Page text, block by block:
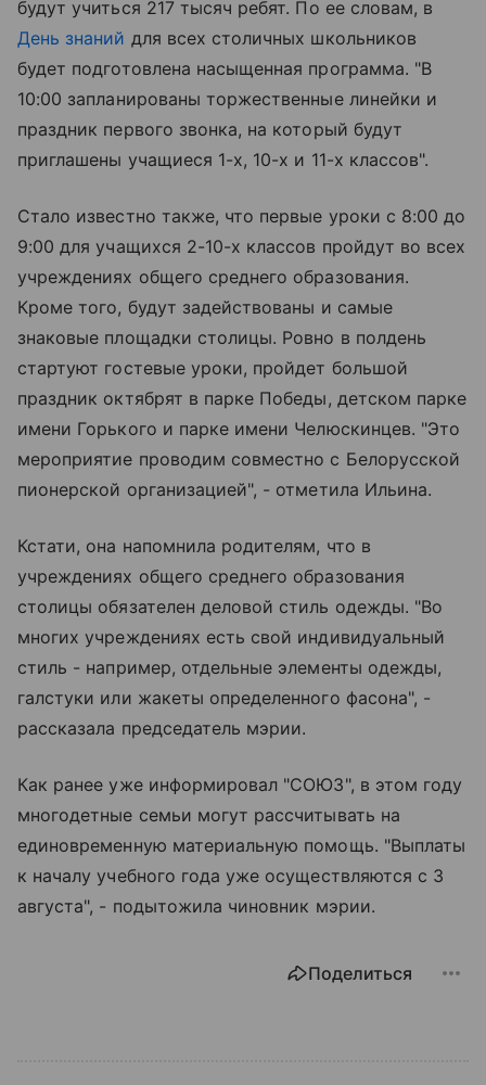
будут учиться 217 тысяч ребят. По ее словам, в
День знаний для всех столичных школьников
будет подготовлена насыщенная программа. "В
10:00 запланированы торжественные линейки и
праздник первого звонка, на который будут
приглашены учащиеся 1-х, 10-х и 11-х классов".
Стало известно также, что первые уроки с 8:00 до
9:00 для учащихся 2-10-х классов пройдут во всех
учреждениях общего среднего образования.
Кроме того, будут задействованы и самые
знаковые площадки столицы. Ровно в полдень
стартуют гостевые уроки, пройдет большой
праздник октябрят в парке Победы, детском парке
имени Горького и парке имени Челюскинцев. "Это
мероприятие проводим совместно с Белорусской
пионерской организацией", - отметила Ильина.
Кстати, она напомнила родителям, что в
учреждениях общего среднего образования
столицы обязателен деловой стиль одежды. "Во
многих учреждениях есть свой индивидуальный
стиль - например, отдельные элементы одежды,
галстуки или жакеты определенного фасона", -
рассказала председатель мэрии.
Как ранее уже информировал "СОЮЗ", в этом году
многодетные семьи могут рассчитывать на
единовременную материальную помощь. "Выплаты
к началу учебного года уже осуществляются с 3
августа", - подытожила чиновник мэрии.
Поделиться